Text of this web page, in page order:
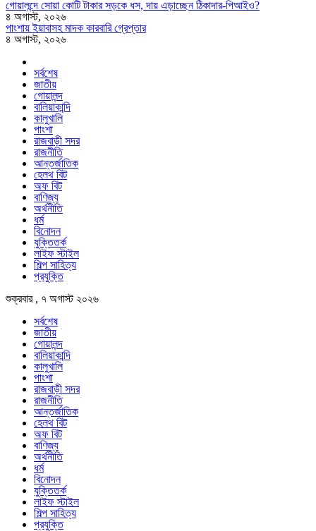
গোয়ালন্দে সোয়া কোটি টাকার সড়কে ধস, দায় এড়াচ্ছেন ঠিকাদার-পিআইও?
৪ অগাস্ট, ২০২৬
পাংশায় ইয়াবাসহ মাদক কারবারি গ্রেপ্তার
৪ অগাস্ট, ২০২৬
সর্বশেষ
জাতীয়
গোয়ালন্দ
বালিয়াকান্দি
কালুখালি
পাংশা
রাজবাড়ী সদর
রাজনীতি
আন্তর্জাতিক
হেলথ বিট
অফ বিট
বাণিজ্য
অর্থনীতি
ধর্ম
বিনোদন
যুক্তিতর্ক
লাইফ স্টাইল
শিল্প সাহিত্য
প্রযুক্তি
শুক্রবার , ৭ অগাস্ট ২০২৬
সর্বশেষ
জাতীয়
গোয়ালন্দ
বালিয়াকান্দি
কালুখালি
পাংশা
রাজবাড়ী সদর
রাজনীতি
আন্তর্জাতিক
হেলথ বিট
অফ বিট
বাণিজ্য
অর্থনীতি
ধর্ম
বিনোদন
যুক্তিতর্ক
লাইফ স্টাইল
শিল্প সাহিত্য
প্রযুক্তি